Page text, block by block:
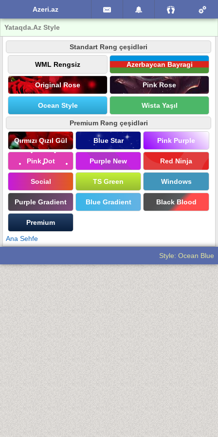
Azeri.az
Yataqda.Az Style
Standart Rəng çeşidləri
WML Rengsiz Azerbaycan Bayragi
Original Rose Pink Rose
Ocean Style Wista Yaşıl
Premium Rəng çeşidləri
Qırmızı Qızıl Gül Blue Star Pink Purple
Pink Dot Purple New Red Ninja
Social TS Green Windows
Purple Gradient Blue Gradient Black Blood
Premium
Ana Sehfe
Style: Ocean Blue